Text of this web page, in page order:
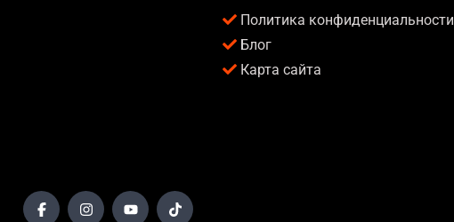
Политика конфиденциальности
Блог
Карта сайта